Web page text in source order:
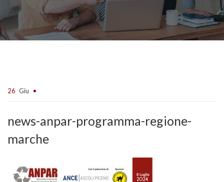
26 Giu
news-anpar-programma-regione-
marche